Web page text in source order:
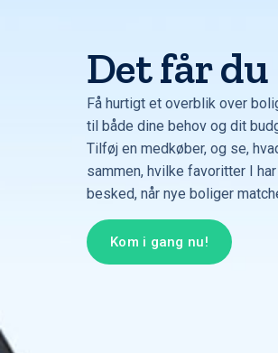
Det får du
Få hurtigt et overblik over
til både dine behov og dit
Tilføj en medkøber, og se,
sammen, hvilke favoritter I
besked, når nye boliger
Kom i gang nu!